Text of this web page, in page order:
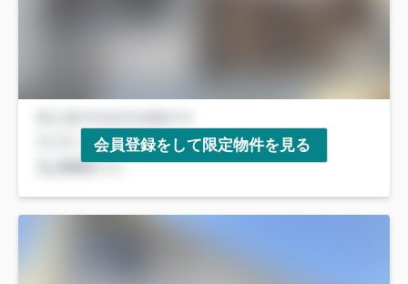
会員登録をして限定物件を見る